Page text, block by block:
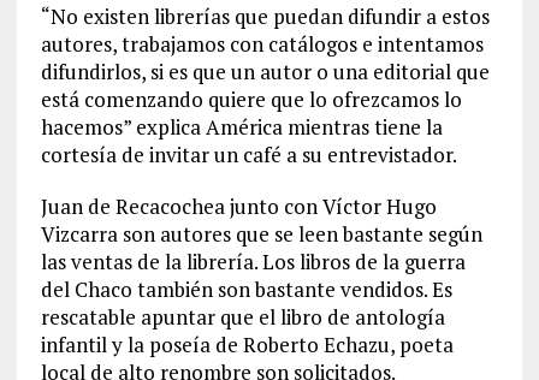
“No existen librerías que puedan difundir a estos
autores, trabajamos con catálogos e intentamos
difundirlos, si es que un autor o una editorial que
está comenzando quiere que lo ofrezcamos lo
hacemos” explica América mientras tiene la
cortesía de invitar un café a su entrevistador.
Juan de Recacochea junto con Víctor Hugo
Vizcarra son autores que se leen bastante según
las ventas de la librería. Los libros de la guerra
del Chaco también son bastante vendidos. Es
rescatable apuntar que el libro de antología
infantil y la poseía de Roberto Echazu, poeta
local de alto renombre son solicitados.